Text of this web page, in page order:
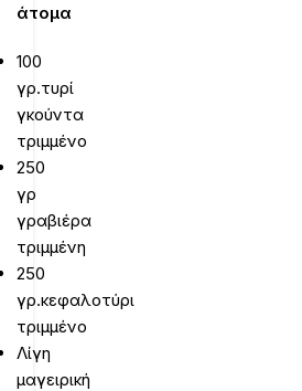
άτομα
100
γρ.τυρί
γκούντα
τριμμένο
250
γρ
γραβιέρα
τριμμένη
250
γρ.κεφαλοτύρι
τριμμένο
Λίγη
μαγειρική